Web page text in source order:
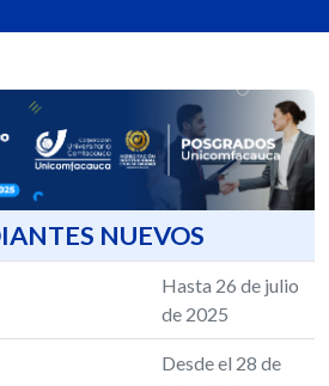
NUEVOS
Hasta 26 de julio
de 2025
Desde el 28 de